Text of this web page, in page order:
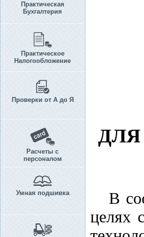
Практическая
Бухгалтерия
Практическое
Налогообложение
Проверки от А до Я
Расчеты с
персоналом
Умная подшивка
В
целях